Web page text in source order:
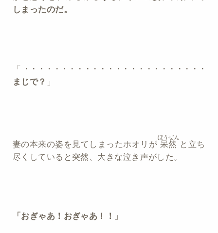
しまったのだ。
「 ･ ･ ･ ･ ･ ･ ･ ･ ･ ･ ･ ･ ･ ･ ･ ･ ･ ･ ･ ･ ･ ･ ･ ･
まじで？
」
妻の本来の姿を見てしまったホオリが 呆然
ぼうぜん
と立ち
尽くしていると突然、大きな泣き声がした。
「おぎゃあ！おぎゃあ！！」